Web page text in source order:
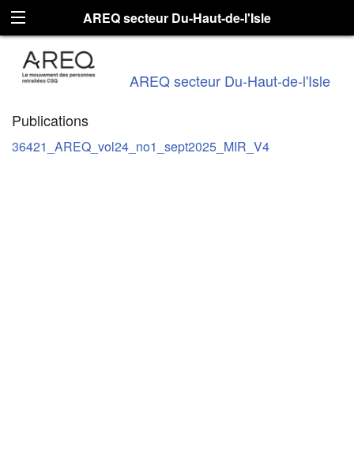
AREQ secteur Du-Haut-de-l'Isle
AREQ secteur Du-Haut-de-l'Isle
Publications
36421_AREQ_vol24_no1_sept2025_MIR_V4